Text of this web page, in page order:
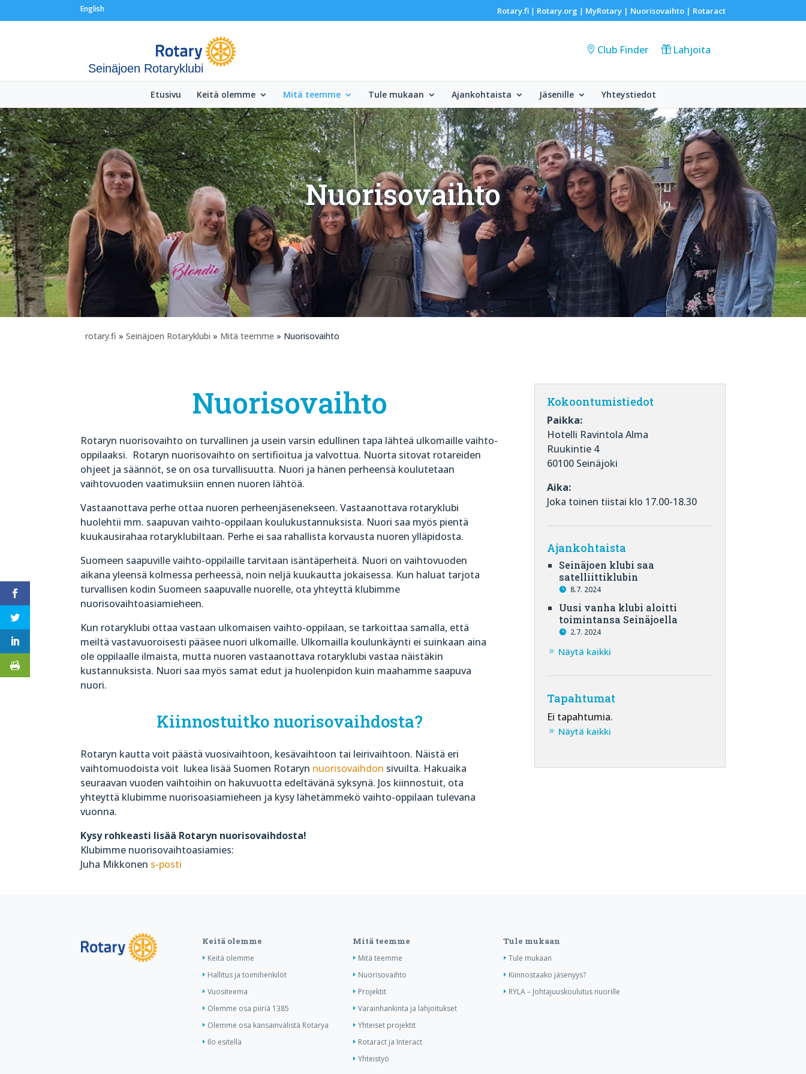
English Rotary.fi| Rotary.org | MyRotary | Nuorisovaihto| Rotaract
Seinäjoen Rotaryklubi
Club Finder Lahjoita
Etusivu Keitä olemme Mitä teemme Tule mukaan Ajankohtaista Jäsenille Yhteystiedot
Nuorisovaihto
rotary.fi » Seinäjoen Rotaryklubi » Mitä teemme » Nuorisovaihto
Nuorisovaihto
Rotaryn nuorisovaihto on turvallinen ja usein varsin edullinen tapa lähteä ulkomaille vaihto-
oppilaaksi. Rotaryn nuorisovaihto on sertifioitua ja valvottua. Nuorta sitovat rotareiden
ohjeet ja säännöt, se on osa turvallisuutta. Nuori ja hänen perheensä koulutetaan
vaihtovuoden vaatimuksiin ennen nuoren lähtöä.
Vastaanottava perhe ottaa nuoren perheenjäsenekseen. Vastaanottava rotaryklubi
huolehtii mm. saapuvan vaihto-oppilaan koulukustannuksista. Nuori saa myös pientä
kuukausirahaa rotaryklubiltaan. Perhe ei saa rahallista korvausta nuoren ylläpidosta.
Suomeen saapuville vaihto-oppilaille tarvitaan isäntäperheitä. Nuori on vaihtovuoden
aikana yleensä kolmessa perheessä, noin neljä kuukautta jokaisessa. Kun haluat tarjota
turvallisen kodin Suomeen saapuvalle nuorelle, ota yhteyttä klubimme
nuorisovaihtoasiamieheen.
Kun rotaryklubi ottaa vastaan ulkomaisen vaihto-oppilaan, se tarkoittaa samalla, että
meiltä vastavuoroisesti pääsee nuori ulkomaille. Ulkomailla koulunkäynti ei suinkaan aina
ole oppilaalle ilmaista, mutta nuoren vastaanottava rotaryklubi vastaa näistäkin
kustannuksista. Nuori saa myös samat edut ja huolenpidon kuin maahamme saapuva
nuori.
Kiinnostuitko nuorisovaihdosta?
Rotaryn kautta voit päästä vuosivaihtoon, kesävaihtoon tai leirivaihtoon. Näistä eri
vaihtomuodoista voit lukea lisää Suomen Rotaryn nuorisovaihdon sivuilta. Hakuaika
seuraavan vuoden vaihtoihin on hakuvuotta edeltävänä syksynä. Jos kiinnostuit, ota
yhteyttä klubimme nuorisoasiamieheen ja kysy lähetämmekö vaihto-oppilaan tulevana
vuonna.
Kysy rohkeasti lisää Rotaryn nuorisovaihdosta!
Klubimme nuorisovaihtoasiamies:
Juha Mikkonen s-posti
Kokoontumistiedot
Paikka:
Hotelli Ravintola Alma
Ruukintie 4
60100 Seinäjoki
Aika:
Joka toinen tiistai klo 17.00-18.30
Ajankohtaista
Seinäjoen klubi saa
satelliittiklubin
8.7. 2024
Uusi vanha klubi aloitti
toimintansa Seinäjoella
2.7. 2024
Näytä kaikki
Tapahtumat
Ei tapahtumia.
Näytä kaikki
Keitä olemme
Keitä olemme
Hallitus ja toimihenkilöt
Vuositeema
Olemme osa piiriä 1385
Olemme osa kansainvälistä Rotarya
Ilo esitellä
Mitä teemme
Mitä teemme
Nuorisovaihto
Projektit
Varainhankinta ja lahjoitukset
Yhteiset projektit
Rotaract ja Interact
Yhteistyö
Tule mukaan
Tule mukaan
Kiinnostaako jäsenyys?
RYLA – Johtajuuskoulutus nuorille